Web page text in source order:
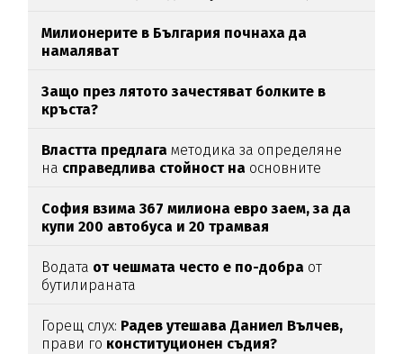
Милионерите в България почнаха да
намаляват
Защо през лятото зачестяват болките в
кръста?
Властта предлага методика за определяне
на справедлива стойност на основните
София взима 367 милиона евро заем, за да
купи 200 автобуса и 20 трамвая
Водата от чешмата често е по-добра от
бутилираната
Горещ слух: Радев утешава Даниел Вълчев,
прави го конституционен съдия?